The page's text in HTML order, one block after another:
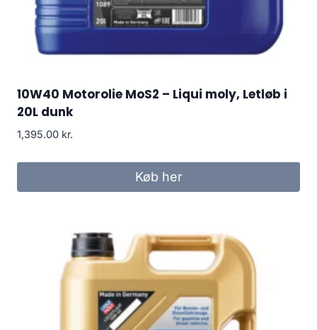
10W40 Motorolie MoS2 – Liqui moly, Letløb i
20L dunk
1,395.00 kr.
Køb her